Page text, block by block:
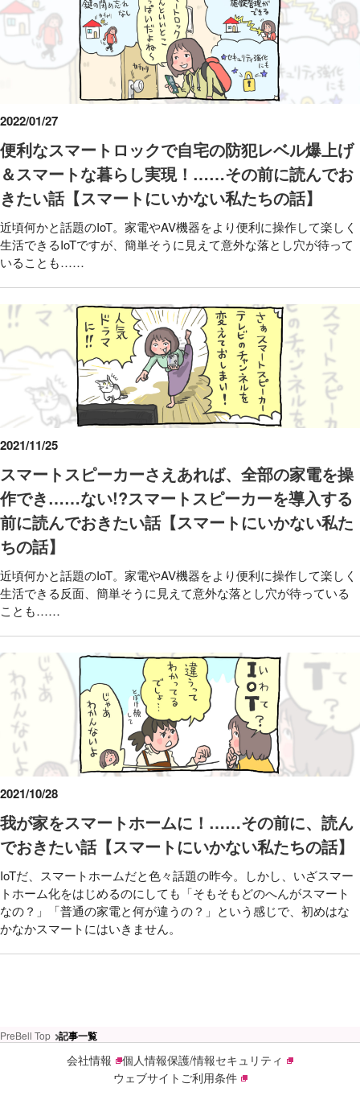
便利なスマートロックで自宅の防犯レベル爆上げ
＆スマートな暮らし実現！……その前に読んでお
きたい話【スマートにいかない私たちの話】
2022/01/27
近頃何かと話題のIoT。家電やAV機器をより便利に操作して楽しく
生活できるIoTですが、簡単そうに見えて意外な落とし穴が待って
いることも……
スマートスピーカーさえあれば、全部の家電を操
作でき……ない!?スマートスピーカーを導入する
前に読んでおきたい話【スマートにいかない私た
ちの話】
2021/11/25
近頃何かと話題のIoT。家電やAV機器をより便利に操作して楽しく
生活できる反面、簡単そうに見えて意外な落とし穴が待っている
ことも……
我が家をスマートホームに！……その前に、読ん
でおきたい話【スマートにいかない私たちの話】
2021/10/28
IoTだ、スマートホームだと色々話題の昨今。しかし、いざスマー
トホーム化をはじめるのにしても「そもそもどのへんがスマート
なの？」「普通の家電と何が違うの？」という感じで、初めはな
かなかスマートにはいきません。
PreBell Top 記事一覧
会社情報
個人情報保護/情報セキュリティ
ウェブサイトご利用条件